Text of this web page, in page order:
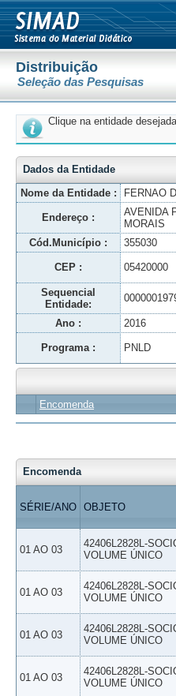
Distribuição
Seleção das Pesquisas
Clique na entidade
Dados da Entidade
Nome da Entidade :
FERNAO
Endereço :
AVENIDA
MORAIS
Cód.Município : 355030
CEP : 05420000
Sequencial
Entidade:
Ano : 2016
Programa : PNLD
Encomenda
Encomenda
SÉRIE/ANO OBJETO
01 AO 03
42406L2828L-
VOLUME ÚNICO
01 AO 03
42406L2828L-
VOLUME ÚNICO
01 AO 03
42406L2828L-
VOLUME ÚNICO
01 AO 03
42406L2828L-
VOLUME ÚNICO